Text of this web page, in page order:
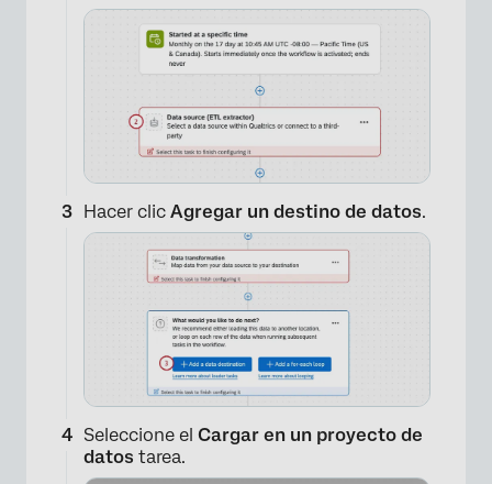
Hacer clic Agregar un destino de datos.
Seleccione el Cargar en un proyecto de
datos tarea.